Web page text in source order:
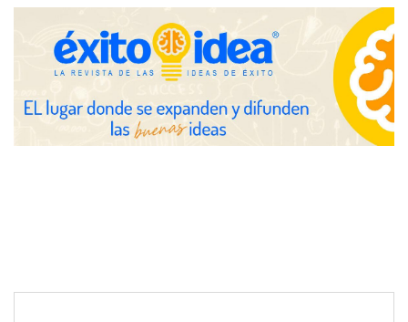
Zoomex mejora su Strategy Center con herramientas
avanzadas para trading estratégico
COMPALISS de LYSOTRIC: cuando un solo producto multiplica
las posibilidades del salón profesional